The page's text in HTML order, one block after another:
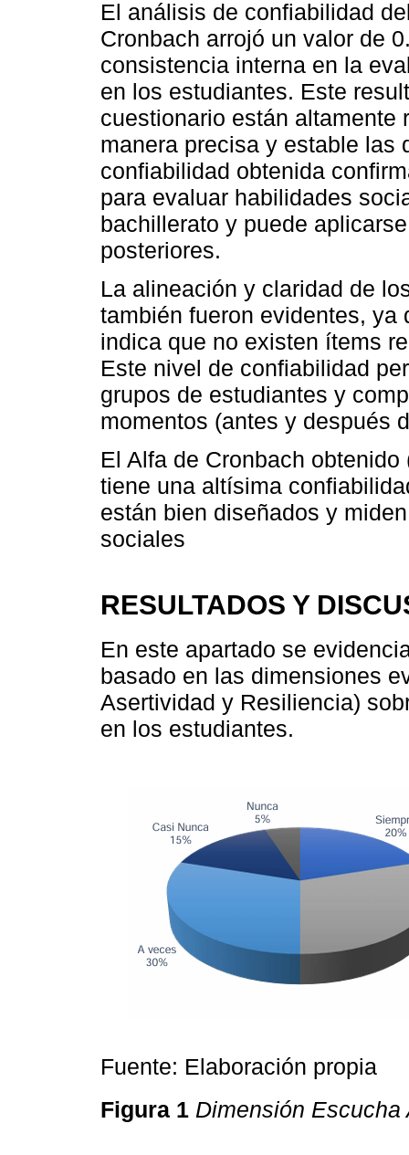
El análisis de confiabilidad
Cronbach arrojó un valor de
consistencia interna en la
en los estudiantes. Este
cuestionario están altamente
manera precisa y estable las
confiabilidad obtenida
para evaluar habilidades
bachillerato y puede
posteriores.
La alineación y claridad de
también fueron evidentes, ya
indica que no existen ítems
Este nivel de confiabilidad
grupos de estudiantes y
momentos (antes y después
El Alfa de Cronbach
tiene una altísima
están bien diseñados y
sociales
RESULTADOS Y
En este apartado se
basado en las dimensiones
Asertividad y Resiliencia)
en los estudiantes.
Fuente: Elaboración propia
Figura 1 Dimensión Escucha